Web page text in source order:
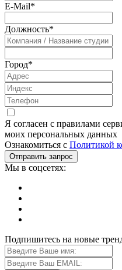
E-Mail*
Должность*
Город*
Я согласен с правилами
моих персональных данных
Ознакомиться с Политикой
Мы в соцсетях:
Подпишитесь на новые